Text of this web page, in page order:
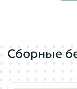
Сборные